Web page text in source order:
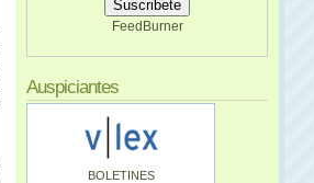
FeedBurner
Auspiciantes
BOLETINES